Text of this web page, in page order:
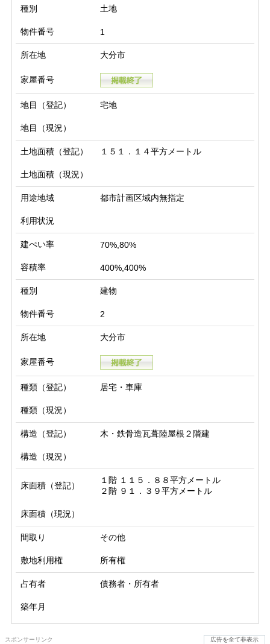
種別 土地
物件番号 1
所在地 大分市
家屋番号
地目（登記） 宅地
地目（現況）
土地面積（登記） １５１．１４平方メートル
土地面積（現況）
用途地域 都市計画区域内無指定
利用状況
建ぺい率 70%,80%
容積率 400%,400%
種別 建物
物件番号 2
所在地 大分市
家屋番号
種類（登記） 居宅・車庫
種類（現況）
構造（登記） 木・鉄骨造瓦葺陸屋根２階建
構造（現況）
床面積（登記）
１階 １１５．８８平方メートル
２階 ９１．３９平方メートル
床面積（現況）
間取り その他
敷地利用権 所有権
占有者 債務者・所有者
築年月
スポンサーリンク 広告を全て非表示